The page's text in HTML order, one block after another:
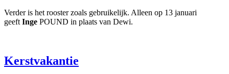
Verder is het rooster zoals gebruikelijk. Alleen op 13 januari
geeft Inge POUND in plaats van Dewi.
Kerstvakantie